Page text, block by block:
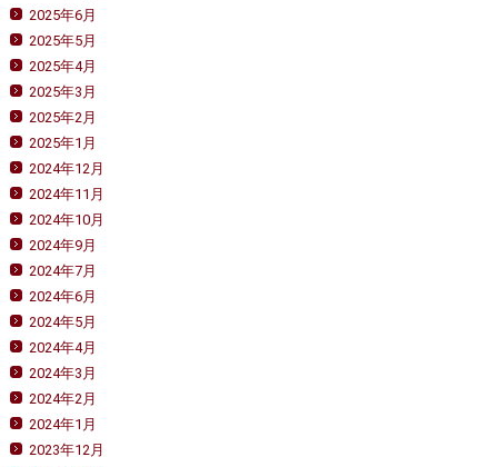
2025年6月
2025年5月
2025年4月
2025年3月
2025年2月
2025年1月
2024年12月
2024年11月
2024年10月
2024年9月
2024年7月
2024年6月
2024年5月
2024年4月
2024年3月
2024年2月
2024年1月
2023年12月